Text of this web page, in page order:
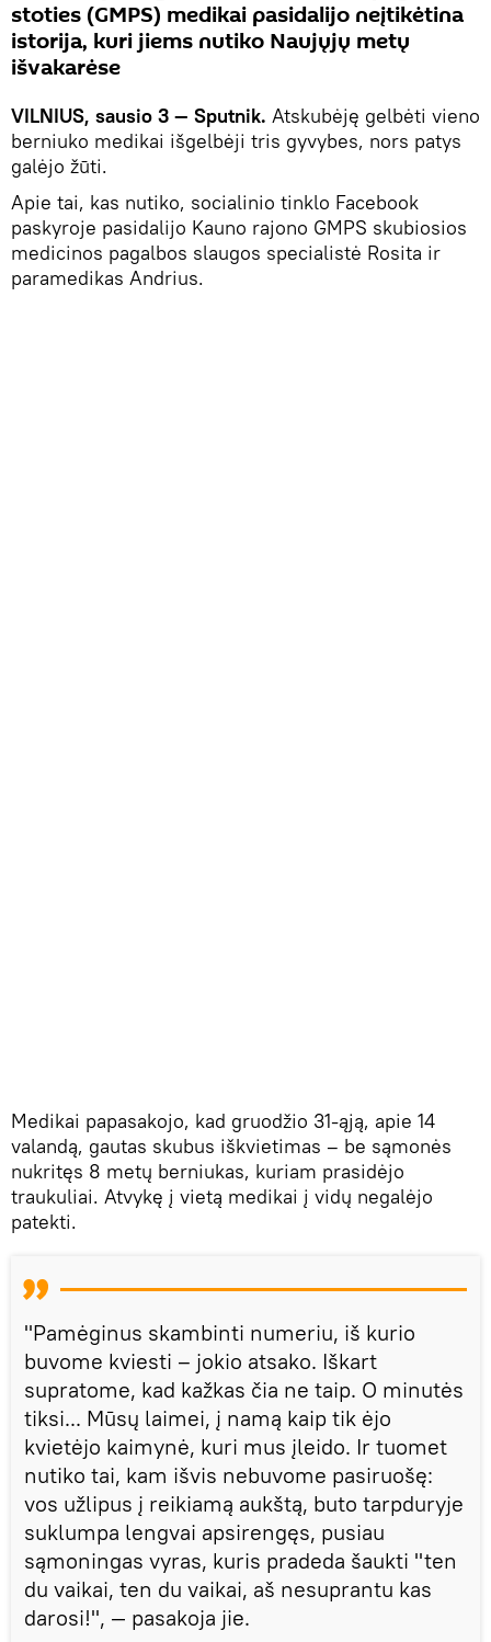
stoties (GMPS) medikai pasidalijo neįtikėtina
istorija, kuri jiems nutiko Naujųjų metų
išvakarėse
VILNIUS, sausio 3 — Sputnik. Atskubėję gelbėti vieno
berniuko medikai išgelbėji tris gyvybes, nors patys
galėjo žūti.
Apie tai, kas nutiko, socialinio tinklo Facebook
paskyroje pasidalijo Kauno rajono GMPS skubiosios
medicinos pagalbos slaugos specialistė Rosita ir
paramedikas Andrius.
Medikai papasakojo, kad gruodžio 31-ąją, apie 14
valandą, gautas skubus iškvietimas – be sąmonės
nukritęs 8 metų berniukas, kuriam prasidėjo
traukuliai. Atvykę į vietą medikai į vidų negalėjo
patekti.
"Pamėginus skambinti numeriu, iš kurio
buvome kviesti – jokio atsako. Iškart
supratome, kad kažkas čia ne taip. O minutės
tiksi... Mūsų laimei, į namą kaip tik ėjo
kvietėjo kaimynė, kuri mus įleido. Ir tuomet
nutiko tai, kam išvis nebuvome pasiruošę:
vos užlipus į reikiamą aukštą, buto tarpduryje
suklumpa lengvai apsirengęs, pusiau
sąmoningas vyras, kuris pradeda šaukti "ten
du vaikai, ten du vaikai, aš nesuprantu kas
darosi!", — pasakoja jie.